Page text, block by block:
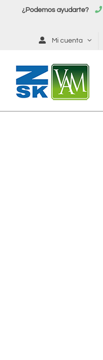
¿Podemos ayudarte?
Mi cuenta